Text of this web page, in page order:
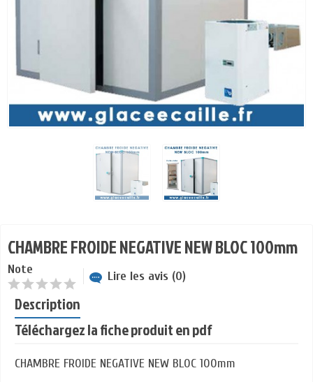
CHAMBRE FROIDE NEGATIVE NEW BLOC 100mm
Note Lire les avis (0)
Description
Téléchargez la fiche produit en pdf
CHAMBRE FROIDE NEGATIVE NEW BLOC 100mm